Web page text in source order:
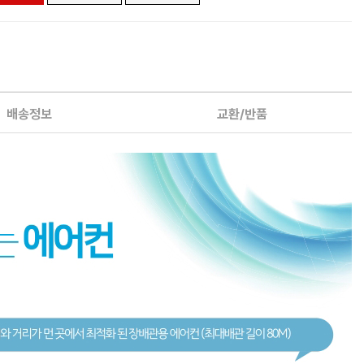
배송정보 교환/반품